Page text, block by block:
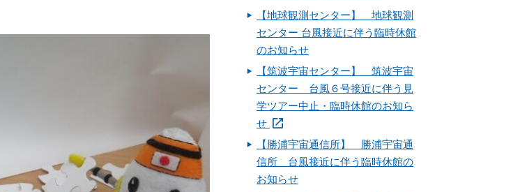
【地球観測センター】 地球観測
センター 台風接近に伴う臨時休館
のお知らせ
【筑波宇宙センター】 筑波宇宙
センター 台風６号接近に伴う見
学ツアー中止・臨時休館のお知ら
せ
【勝浦宇宙通信所】 勝浦宇宙通
信所 台風接近に伴う臨時休館の
お知らせ